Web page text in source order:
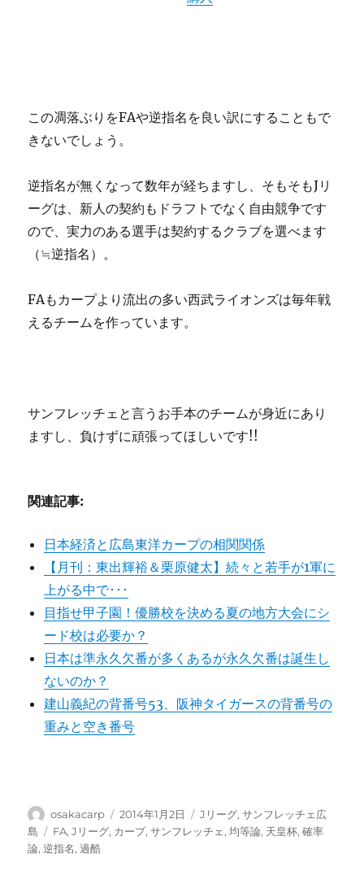
この凋落ぶりをFAや逆指名を良い訳にすることもで
きないでしょう。
逆指名が無くなって数年が経ちますし、そもそもJリ
ーグは、新人の契約もドラフトでなく自由競争です
ので、実力のある選手は契約するクラブを選べます
（≒逆指名）。
FAもカープより流出の多い西武ライオンズは毎年戦
えるチームを作っています。
サンフレッチェと言うお手本のチームが身近にあり
ますし、負けずに頑張ってほしいです!!
関連記事:
日本経済と広島東洋カープの相関関係
【月刊：東出輝裕＆栗原健太】続々と若手が1軍に
上がる中で･･･
目指せ甲子園！優勝校を決める夏の地方大会にシ
ード校は必要か？
日本は準永久欠番が多くあるが永久欠番は誕生し
ないのか？
建山義紀の背番号53、阪神タイガースの背番号の
重みと空き番号
投
稿
者
osakacarp
投
稿
2014年1月2日
カ
テ
Jリーグ,サンフレッチェ広
島
タ
グ
FA,Jリーグ, カープ,サンフレッチェ,均等論, 天皇杯,確率
論,逆指名,過酷